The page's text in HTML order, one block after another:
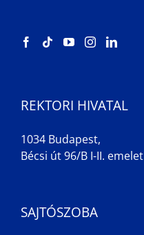
REKTORI HIVATAL
1034 Budapest,
Bécsi út 96/B I-II. emelet
SAJTÓSZOBA